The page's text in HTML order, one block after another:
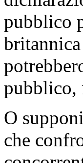
pubblico
pubblico,
O
che